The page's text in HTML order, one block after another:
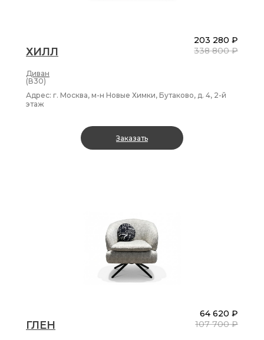
ХИЛЛ
Диван
203 280 ₽
338 800 ₽
(В30)
Адрес: г. Москва, м-н Новые Химки, Бутаково, д. 4, 2-й
этаж
Заказать
ГЛЕН
64 620 ₽
107 700 ₽